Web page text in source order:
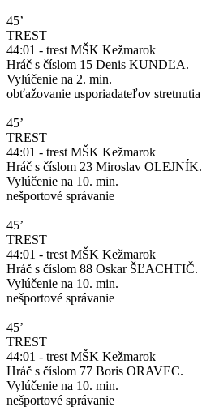
45’
TREST
44:01 - trest MŠK Kežmarok
Hráč s číslom 15 Denis KUNDĽA.
Vylúčenie na 2. min.
obťažovanie usporiadateľov stretnutia
45’
TREST
44:01 - trest MŠK Kežmarok
Hráč s číslom 23 Miroslav OLEJNÍK.
Vylúčenie na 10. min.
nešportové správanie
45’
TREST
44:01 - trest MŠK Kežmarok
Hráč s číslom 88 Oskar ŠĽACHTIČ.
Vylúčenie na 10. min.
nešportové správanie
45’
TREST
44:01 - trest MŠK Kežmarok
Hráč s číslom 77 Boris ORAVEC.
Vylúčenie na 10. min.
nešportové správanie